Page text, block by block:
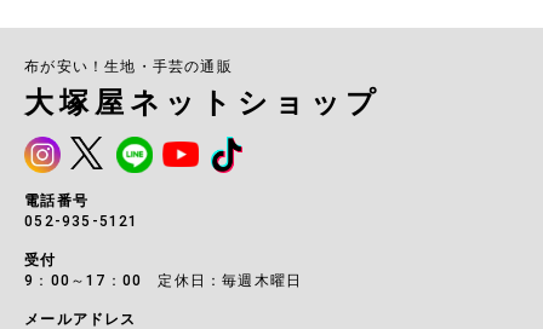
布が安い！生地・手芸の通販
大塚屋ネットショップ
電話番号
052-935-5121
受付
9：00～17：00 定休日：毎週木曜日
メールアドレス